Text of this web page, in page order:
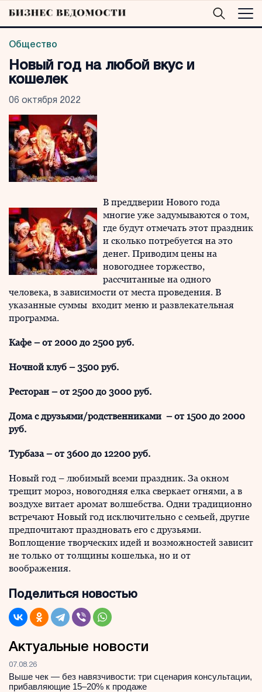
Общество
Новый год на любой вкус и
кошелек
06 октября 2022
В преддверии Нового года
многие уже задумываются о том,
где будут отмечать этот праздник
и сколько потребуется на это
денег. Приводим цены на
новогоднее торжество,
рассчитанные на одного
человека, в зависимости от места проведения. В
указанные суммы входит меню и развлекательная
программа.
Кафе – от 2000 до 2500 руб.
Ночной клуб – 3500 руб.
Ресторан – от 2500 до 3000 руб.
Дома с друзьями/родственниками – от 1500 до 2000
руб.
Турбаза – от 3600 до 12200 руб.
Новый год – любимый всеми праздник. За окном
трещит мороз, новогодняя елка сверкает огнями, а в
воздухе витает аромат волшебства. Одни традиционно
встречают Новый год исключительно с семьей, другие
предпочитают праздновать его с друзьями.
Воплощение творческих идей и возможностей зависит
не только от толщины кошелька, но и от
воображения.
Поделиться новостью
Актуальные новости
07.08.26
Выше чек — без навязчивости: три сценария консультации,
прибавляющие 15–20% к продаже